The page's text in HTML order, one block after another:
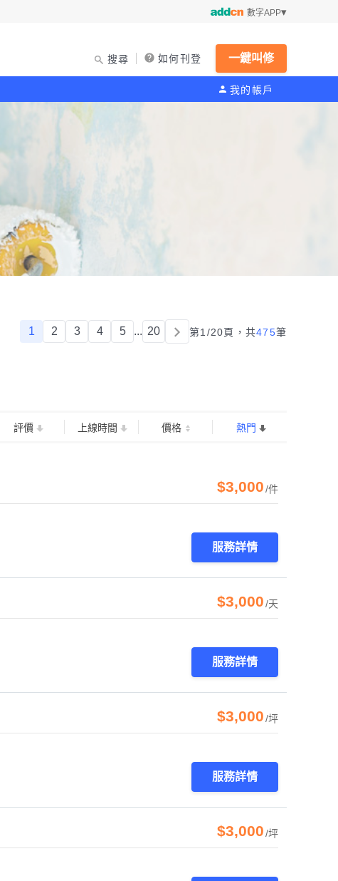
數字APP
搜尋 如何刊登 一鍵叫修
我的帳戶
1 2 3 4 5 ... 20 第1/20頁， 共475筆
評價 上線時間 價格 熱門
$3,000/件
服務詳情
$3,000/天
服務詳情
$3,000/坪
服務詳情
$3,000/坪